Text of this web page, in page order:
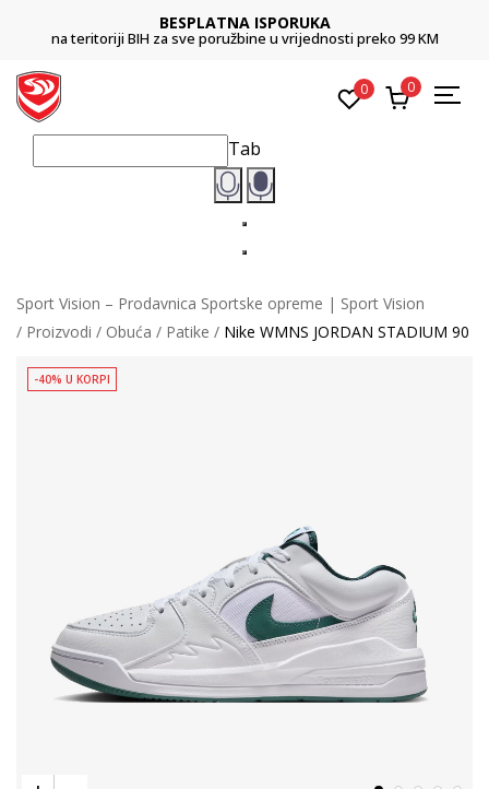
BESPLATNA ISPORUKA
na teritoriji BIH za sve poružbine u vrijednosti preko 99 KM
0 0
Tab
Sport Vision – Prodavnica Sportske opreme | Sport Vision
Proizvodi
Obuća Patike Nike WMNS JORDAN STADIUM 90
-40% U KORPI